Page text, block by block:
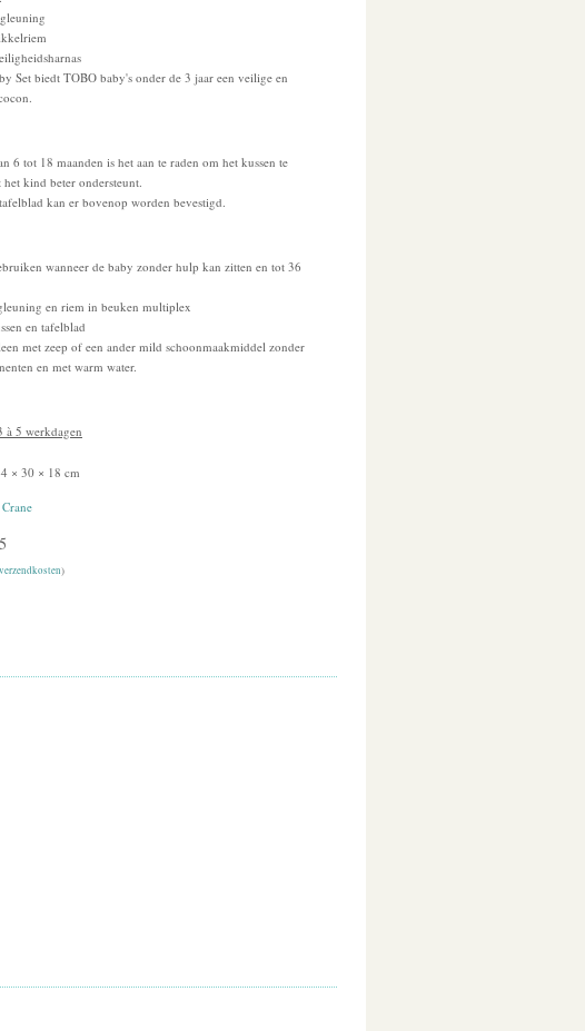
Set biedt TOBO baby's onder de 3 jaar een veilige en
6 tot 18 maanden is het aan te raden om het kussen te
kind beter ondersteunt.
kan er bovenop worden bevestigd.
wanneer de baby zonder hulp kan zitten en tot 36
en riem in beuken multiplex
en tafelblad
met zeep of een ander mild schoonmaakmiddel zonder
en met warm water.
à 5 werkdagen
× 30 × 18 cm
verzendkosten)